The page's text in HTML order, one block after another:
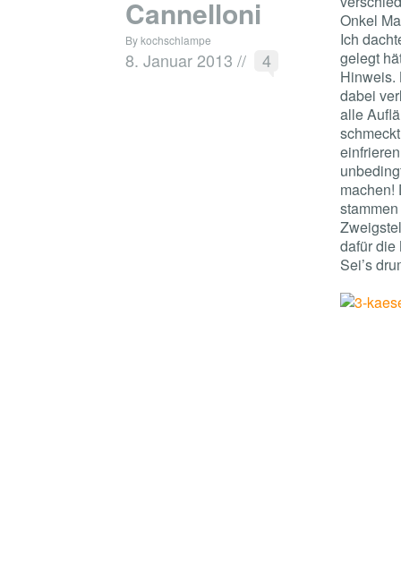
Cannelloni
By kochschlampe
8. Januar 2013 // 4
Onkel
Ich
gelegt
Hinweis.
dabei
alle
machen!
dafür die
Sei’s